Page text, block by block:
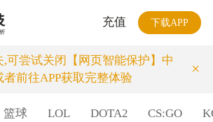
充值 下载APP
可尝试关闭【网页智能保护】中
前往APP获取完整体验
×
篮球 LOL DOTA2 CS:GO